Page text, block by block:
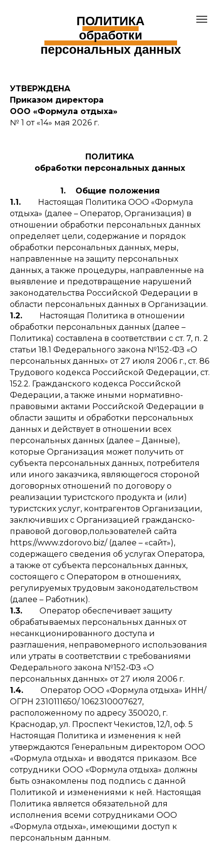
ПОЛИТИКА
обработки
персональных данных
УТВЕРЖДЕНА
Приказом директора
ООО «Формула отдыха»
№ 1 от «14» мая 2026 г.
ПОЛИТИКА
обработки персональных данных
1. Общие положения
1.1. Настоящая Политика ООО «Формула
отдыха» (далее – Оператор, Организация) в
отношении обработки персональных данных
определяет цели, содержание и порядок
обработки персональных данных, меры,
направленные на защиту персональных
данных, а также процедуры, направленные на
выявление и предотвращение нарушений
законодательства Российской Федерации в
области персональных данных в Организации.
1.2. Настоящая Политика в отношении
обработки персональных данных (далее –
Политика) составлена в соответствии с ст. 7, п. 2
статьи 18.1 Федерального закона №152-ФЗ «О
персональных данных» от 27 июля 2006 г., ст. 86
Трудового кодекса Российской Федерации, ст.
152.2. Гражданского кодекса Российской
Федерации, а также иными нормативно-
правовыми актами Российской Федерации в
области защиты и обработки персональных
данных и действует в отношении всех
персональных данных (далее – Данные),
которые Организация может получить от
субъекта персональных данных, потребителя
или иного заказчика, являющегося стороной
договорных отношений по договору о
реализации туристского продукта и (или)
туристских услуг, контрагентов Организации,
заключивших с Организацией гражданско-
правовой договор,пользователей сайта
https://www.zdorovo.biz/ (далее – «сайт»),
содержащего сведения об услугах Оператора,
а также от субъекта персональных данных,
состоящего с Оператором в отношениях,
регулируемых трудовым законодательством
(далее – Работник).
1.3. Оператор обеспечивает защиту
обрабатываемых персональных данных от
несанкционированного доступа и
разглашения, неправомерного использования
или утраты в соответствии с требованиями
Федерального закона №152-ФЗ «О
персональных данных» от 27 июля 2006 г.
1.4. Оператор ООО «Формула отдыха» ИНН/
ОГРН 2310111650/ 1062310007627,
расположенному по адресу 350020, г.
Краснодар, ул. Проспект Чекистов, 12/1, оф. 5
Настоящая Политика и изменения к ней
утверждаются Генеральным директором ООО
«Формула отдыха» и вводятся приказом. Все
сотрудники ООО «Формула отдыха» должны
быть ознакомлены под подпись с данной
Политикой и изменениями к ней. Настоящая
Политика является обязательной для
исполнения всеми сотрудниками ООО
«Формула отдыха», имеющими доступ к
персональным данным.